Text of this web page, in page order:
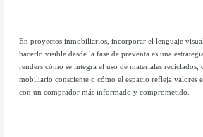
En proyectos inmobiliarios, incorporar el lenguaje
hacerlo visible desde la fase de preventa es una
renders cómo se integra el uso de materiales reciclados,
mobiliario consciente o cómo el espacio refleja valores
con un comprador más informado y comprometido.